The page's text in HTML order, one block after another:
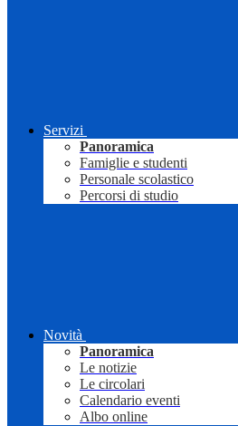
Servizi
Panoramica
Famiglie e studenti
Personale scolastico
Percorsi di studio
Novità
Panoramica
Le notizie
Le circolari
Calendario eventi
Albo online